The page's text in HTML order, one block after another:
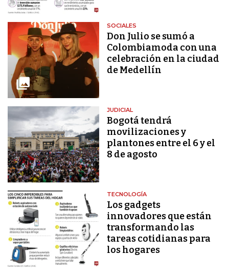
SOCIALES
Don Julio se sumó a
Colombiamoda con una
celebración en la ciudad
de Medellín
JUDICIAL
Bogotá tendrá
movilizaciones y
plantones entre el 6 y el
8 de agosto
TECNOLOGÍA
Los gadgets
innovadores que están
transformando las
tareas cotidianas para
los hogares